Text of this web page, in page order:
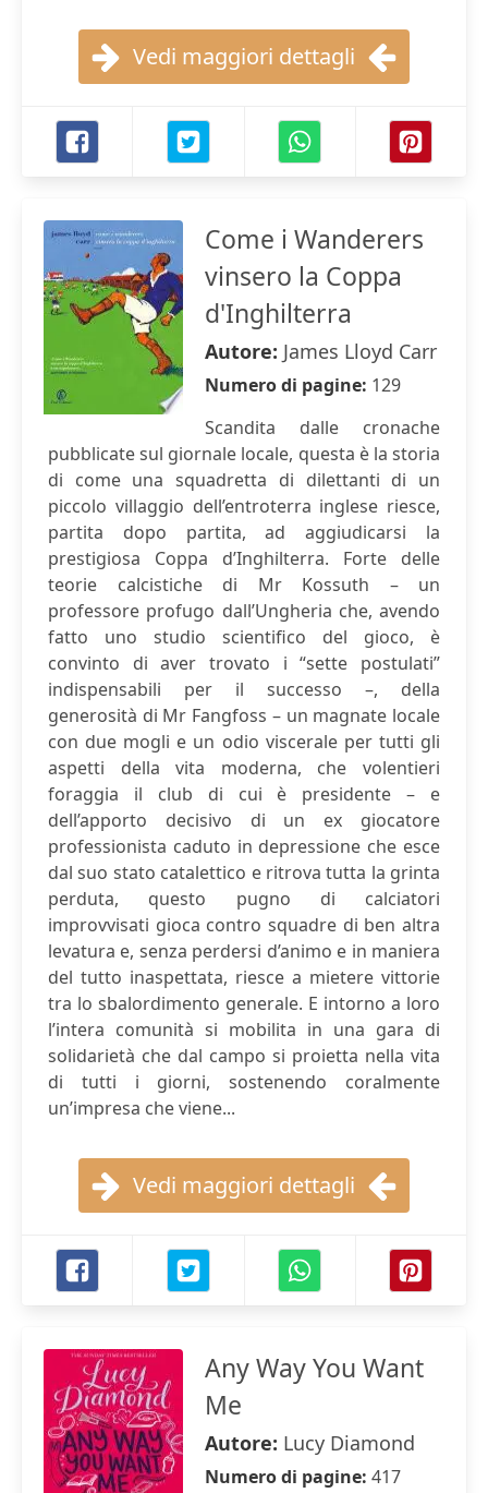
Vedi maggiori dettagli
Come i Wanderers
vinsero la Coppa
d'Inghilterra
Autore: James Lloyd Carr
Numero di pagine: 129
Scandita dalle cronache
pubblicate sul giornale locale, questa è la storia
di come una squadretta di dilettanti di un
piccolo villaggio dell’entroterra inglese riesce,
partita dopo partita, ad aggiudicarsi la
prestigiosa Coppa d’Inghilterra. Forte delle
teorie calcistiche di Mr Kossuth – un
professore profugo dall’Ungheria che, avendo
fatto uno studio scientifico del gioco, è
convinto di aver trovato i “sette postulati”
indispensabili per il successo –, della
generosità di Mr Fangfoss – un magnate locale
con due mogli e un odio viscerale per tutti gli
aspetti della vita moderna, che volentieri
foraggia il club di cui è presidente – e
dell’apporto decisivo di un ex giocatore
professionista caduto in depressione che esce
dal suo stato catalettico e ritrova tutta la grinta
perduta, questo pugno di calciatori
improvvisati gioca contro squadre di ben altra
levatura e, senza perdersi d’animo e in maniera
del tutto inaspettata, riesce a mietere vittorie
tra lo sbalordimento generale. E intorno a loro
l’intera comunità si mobilita in una gara di
solidarietà che dal campo si proietta nella vita
di tutti i giorni, sostenendo coralmente
un’impresa che viene...
Vedi maggiori dettagli
Any Way You Want
Me
Autore: Lucy Diamond
Numero di pagine: 417